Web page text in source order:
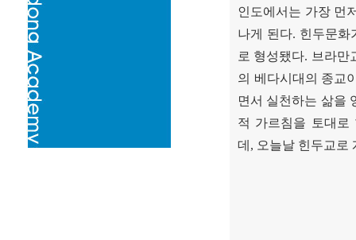
인도에서는 가장 먼
나게 된다. 힌두문화
로 형성됐다. 브라만
의 베다시대의 종교
면서 실천하는 삶을
적 가르침을 토대로
데 , 오늘날 힌두교로